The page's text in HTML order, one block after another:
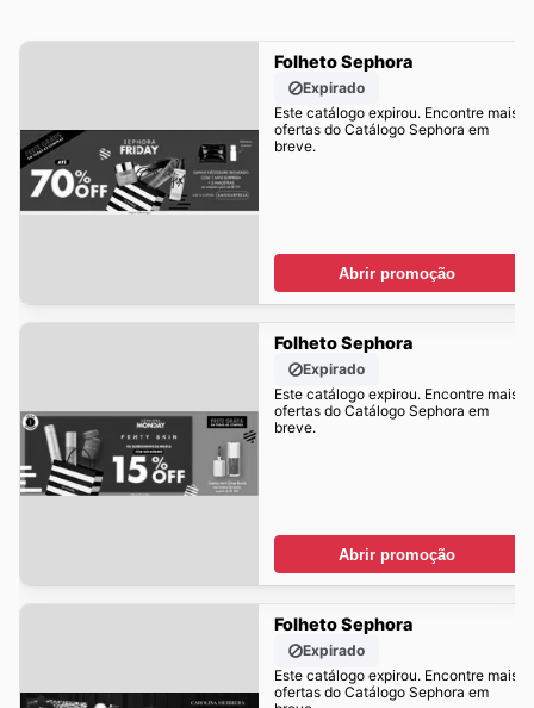
Folheto Sephora
Expirado
Este catálogo expirou. Encontre mais
ofertas do Catálogo Sephora em
breve.
Abrir promoção
Folheto Sephora
Expirado
Este catálogo expirou. Encontre mais
ofertas do Catálogo Sephora em
breve.
Abrir promoção
Folheto Sephora
Expirado
Este catálogo expirou. Encontre mais
ofertas do Catálogo Sephora em